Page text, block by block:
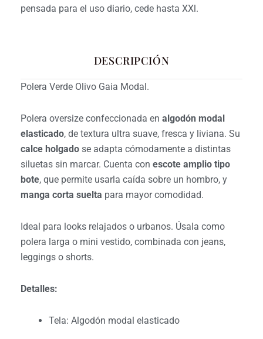
pensada para el uso diario, cede hasta XXl.
DESCRIPCIÓN
Polera Verde Olivo Gaia Modal.
Polera oversize confeccionada en algodón modal
elasticado, de textura ultra suave, fresca y liviana. Su
calce holgadose adapta cómodamente a distintas
siluetas sin marcar. Cuenta con escote amplio tipo
bote, que permite usarla caída sobre un hombro, y
manga corta suelta para mayor comodidad.
Ideal para looks relajados o urbanos. Úsala como
polera larga o mini vestido, combinada con jeans,
leggings o shorts.
Detalles:
Tela: Algodón modal elasticado